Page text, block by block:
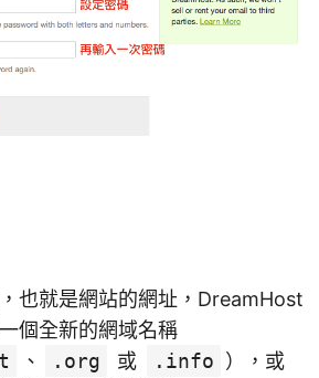
也就是網站的網址，DreamHost
個全新的網域名稱
、 .org 或 .info ），或